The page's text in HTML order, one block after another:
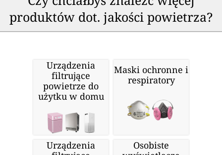
produktów dot. jakości powietrza?
Urządzenia
filtrujące
powietrze do
użytku w domu
Maski ochronne i
respiratory
Urządzenia
Osobiste